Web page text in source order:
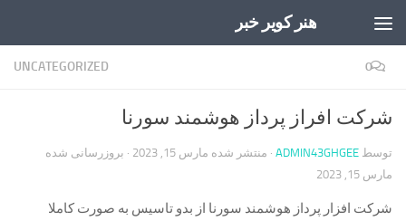
هنر کویر خبر
UNCATEGORIZED 0
شرکت افراز پرداز هوشمند سورنا
توسط ADMIN43GHGEE · منتشر شده مارس 15, 2023
· بروزرسانی شده
مارس 15, 2023
شرکت افزار پرداز هوشمند سورنا از بدو تاسیس به صورت کاملا